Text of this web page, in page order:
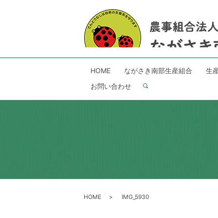
HOME ながさき南部生産組合
生
お問い合わせ
search
HOME IMG_5930